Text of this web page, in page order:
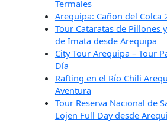
Termales
Arequipa: Cañon del Colca
Tour Cataratas de Pillones
de Imata desde Arequipa
City Tour Arequipa – Tour
Día
Rafting en el Río Chili
Aventura
Tour Reserva Nacional de
Lojen Full Day desde